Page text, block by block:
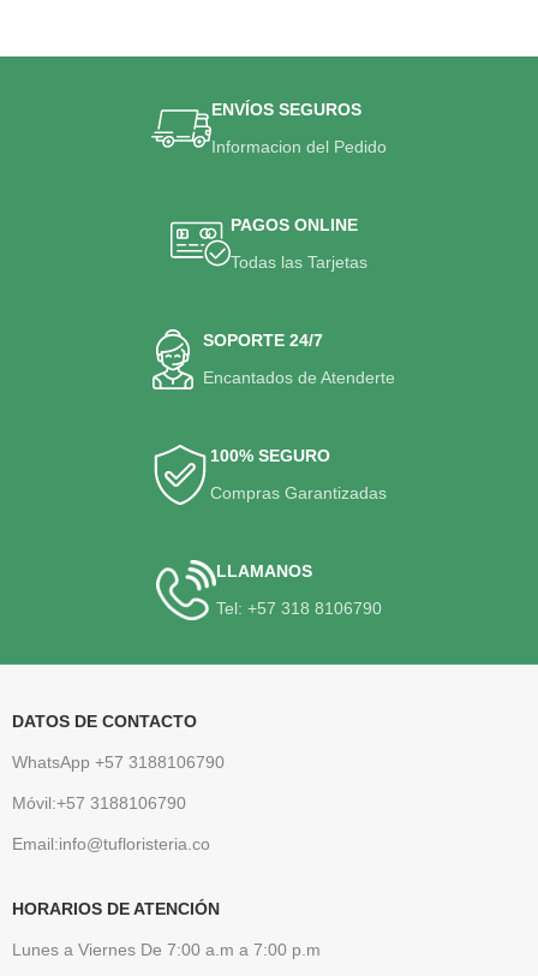
ENVÍOS SEGUROS
Informacion del Pedido
PAGOS ONLINE
Todas las Tarjetas
SOPORTE 24/7
Encantados de Atenderte
100% SEGURO
Compras Garantizadas
LLAMANOS
Tel: +57 318 8106790
DATOS DE CONTACTO
WhatsApp +57 3188106790
Móvil:+57 3188106790
Email:info@tufloristeria.co
HORARIOS DE ATENCIÓN
Lunes a Viernes De 7:00 a.m a 7:00 p.m